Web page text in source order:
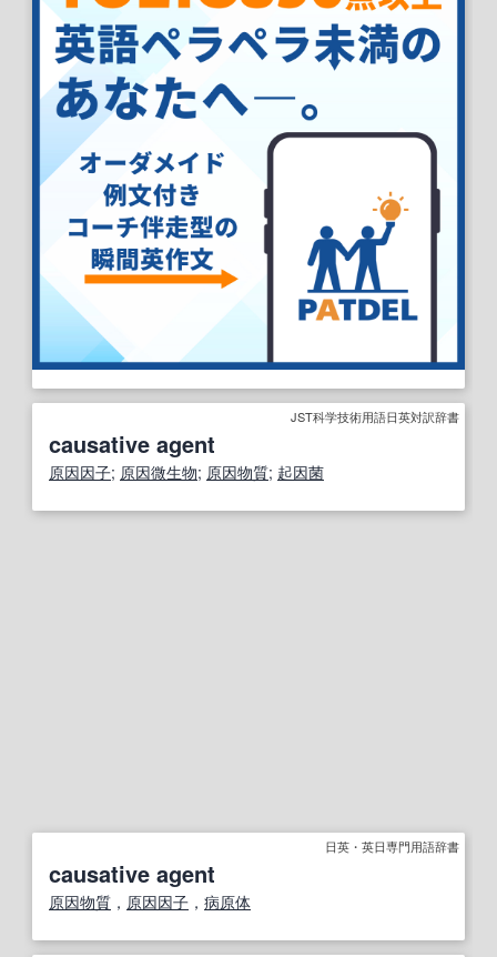
JST科学技術用語日英対訳辞書
causative agent
原因因子; 原因微生物; 原因物質; 起因菌
日英・英日専門用語辞書
causative agent
原因物質 ， 原因因子 ， 病原体